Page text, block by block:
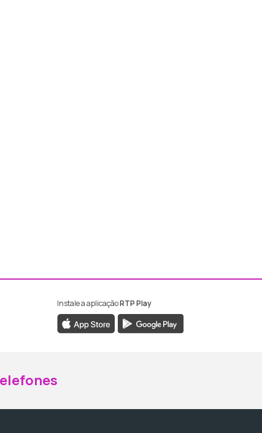
da RTP Madeira
da RTP Madeira
Instale a aplicaçãoRTP Play